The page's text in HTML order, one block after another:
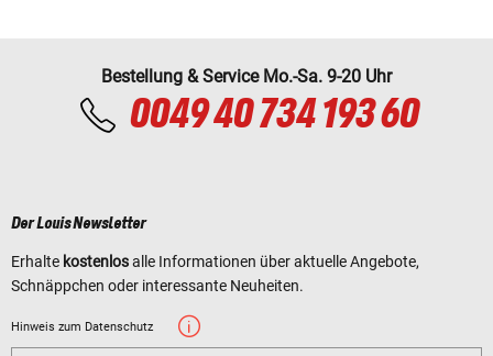
Bestellung & Service Mo.-Sa. 9-20 Uhr
0049 40 734 193 60
Der Louis Newsletter
Erhalte kostenlosalle Informationen über aktuelle Angebote,
Schnäppchen oder interessante Neuheiten.
Hinweis zum Datenschutz